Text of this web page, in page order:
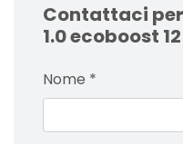
Contattaci
1.0 ecoboost
Nome *